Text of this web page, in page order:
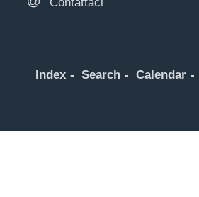
Contattaci
Index Search Calendar